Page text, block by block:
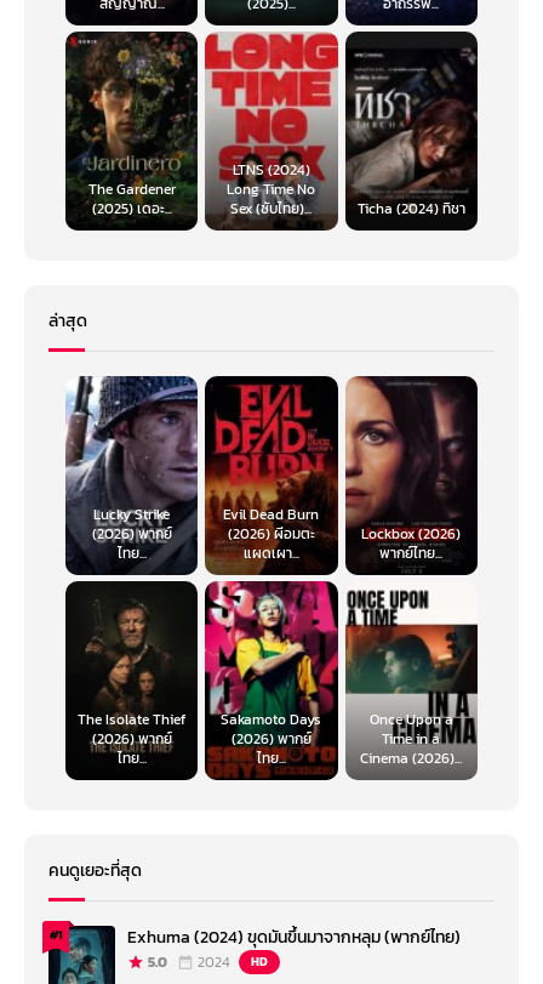
The Gardener
(2025) เดอะ...
LTNS (2024)
Long Time No
Sex (ซับไทย)...
Ticha (2024) ทิชา
ล่าสุด
Lucky Strike
(2026) พากย์
ไทย...
Evil Dead Burn
(2026) ผีอมตะ
แผดเผา...
Lockbox (2026)
พากย์ไทย...
The Isolate Thief
(2026) พากย์
ไทย...
Sakamoto Days
(2026) พากย์
ไทย...
Once Upon a
Time in a
Cinema (2026)...
คนดูเยอะที่สุด
#1 Exhuma (2024) ขุดมันขึ้นมาจากหลุม (พากย์ไทย)
5.0 2024 HD